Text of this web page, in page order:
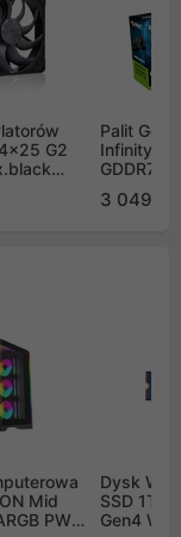
G2
Palit
Infinity 3
GDDR7
GB2050S)
3 049,00
Mid
PWM
Dysk WD
SSD 1TB
Gen4